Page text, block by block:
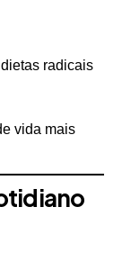
radicais
vida mais